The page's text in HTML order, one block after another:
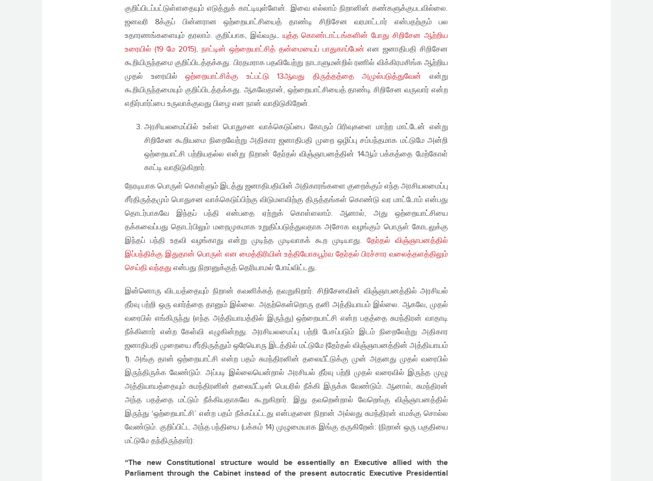
குறிப்பிடப்பட்டுள்ளதையும் எடுத்துக் காட்டியுள்ளேன். இவை எல்லாம் நிறானின் கண்களுக்குபடவில்லை.
ஜனவரி 8க்குப் பின்னரான ஒற்றையாட்சியைத் தாண்டி சிறிசேன வரமாட்டார் என்பதற்கும் பல
உதாரணங்களையும் தரலாம். குறிப்பாக, இவ்வருட யுத்த கொண்டாட்டங்களின் போது சிறிசேன ஆற்றிய
உரையில் (19 மே 2015), நாட்டின் ஒற்றையாட்சித் தன்மையைப் பாதுகாப்பேன் என ஜனாதிபதி சிறிசேன
கூறியிருந்தமை குறிப்பிடத்தக்கது. பிரதமராக பதவியேற்று நாடாளுமன்றில் ரணில் விக்கிரமசிங்க ஆற்றிய
முதல் உரையில்ஒற்றையாட்சிக்கு உட்பட்டு 13ஆவது திருத்தத்தை அமுல்படுத்துவேன் என்று
கூறியிருந்தமையும் குறிப்பிடத்தக்கது. ஆகவேதான், ஒற்றையாட்சியைத் தாண்டி சிறிசேன வருவார் என்ற
எதிர்பார்ப்பை உருவாக்குவது பிழை என நான் வாதிடுகிறேன்.
அரசியலமைப்பில் உள்ள பொதுசன வாக்கெடுப்பை கோரும் பிரிவுகளை மாற்ற மாட்டேன் என்று
சிறிசேன கூறியமை நிறைவேற்று அதிகார ஜனாதிபதி முறை ஒழிப்பு சம்பந்தமாக மட்டுமே அன்றி
ஒற்றையாட்சி பற்றியதல்ல என்று நிறான் தேர்தல் விஞ்ஞாபனத்தின் 14ஆம் பக்கத்தை மேற்கோள்
காட்டி வாதிடுகிறார்.
நேரடியாக பொருள் கொள்ளும் இடத்து ஜனாதிபதியின் அதிகாரங்களை குறைக்கும் எந்த அரசியலமைப்பு
சீர்திருத்தமும் பொதுசன வாக்கெடுப்பிற்கு விடுமளவிற்கு திருத்தங்கள் கொண்டு வர மாட்டோம் என்பது
தொடர்பாகவே இந்தப் பந்தி என்பதை ஏற்றுக் கொள்ளலாம். ஆனால், அது ஒற்றையாட்சியை
தக்கவைப்பது தொடர்பிலும் மறைமுகமாக உறுதிப்படுத்துவதாக அசோக வழங்கும் பொருள் கோடலுக்கு
இந்தப் பந்தி உதவி வழங்காது என்று முடிந்த முடிவாகக் கூற முடியாது. தேர்தல் விஞ்ஞாபனத்தில்
இப்பந்திக்கு இதுதான் பொருள் என மைத்திரியின் உத்தியோகபூர்வ தேர்தல் பிரச்சார வலைத்தளத்திலும்
செய்தி வந்தது என்பது நிறானுக்குத் தெரியாமல் போய்விட்டது.
இன்னொரு விடயத்தையும் நிறான் கவனிக்கத் தவறுகிறார். சிறிசேனவின் விஞ்ஞாபனத்தில் அரசியல்
தீர்வு பற்றி ஒரு வார்த்தை தானும் இல்லை. அதற்கென்றொரு தனி அத்தியாயம் இல்லை. ஆகவே, முதல்
வரைபில் எங்கிருந்து (எந்த அத்தியாயத்தில் இருந்து) ஒற்றையாட்சி என்ற பதத்தை சுமந்திரன் வாதாடி
நீக்கினார் என்ற கேள்வி எழுகின்றது. அரசியலமைப்பு பற்றி பேசப்படும் இடம் நிறைவேற்று அதிகார
ஜனாதிபதி முறையை சீர்திருத்தும் ஒரேயொரு இடத்தில் மட்டுமே (தேர்தல் விஞ்ஞாபனத்தின் அத்தியாயம்
1). அங்கு தான் ஒற்றையாட்சி என்ற பதம் சுமந்திரனின் தலையீட்டுக்கு முன் அதனது முதல் வரைபில்
இருந்திருக்க வேண்டும். அப்படி இல்லையென்றால் அரசியல் தீர்வு பற்றி முதல் வரைவில் இருந்த முழு
அத்தியாயத்தையும் சுமந்திரனின் தலையீட்டின் பெயரில் நீக்கி இருக்க வேண்டும். ஆனால், சுமந்திரன்
அந்த பதத்தை மட்டும் நீக்கியதாகவே கூறுகிறார். இது தவறென்றால் வேறெங்கு விஞ்ஞாபனத்தில்
இருந்து ‘ஒற்றையாட்சி’ என்ற பதம் நீக்கப்பட்டது என்பதனை நிறான் அல்லது சுமந்திரன் எமக்கு சொல்ல
வேண்டும். குறிப்பிட்ட அந்த பந்தியை (பக்கம் 14) முழுமையாக இங்கு தருகிறேன்: (நிறான் ஒரு பகுதியை
மட்டுமே தந்திருந்தார்):
“The new Constitutional structure would be essentially an Executive allied with the
Parliament through the Cabinet instead of the present autocratic Executive Presidential